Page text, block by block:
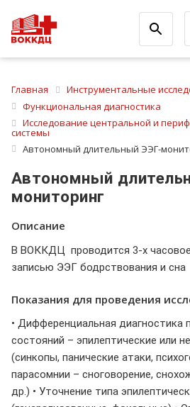
Главная
Инструментальные
Функциональная диагностика
Исследование центральной и
системы
Автономный длительный ЭЭГ-
Автономный
мониторинг
Описание
В ВОККДЦ проводится 3-х
записью ЭЭГ бодрствования и сна
Показания для проведения
• Дифференциальная диагностика
состояний – эпилептические или
(синкопы, панические атаки,
парасомнии – сноговорение,
др.) • Уточнение типа